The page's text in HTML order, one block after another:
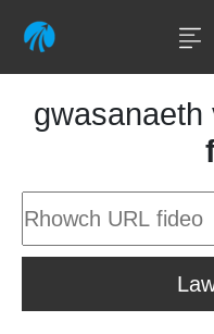
gwasanaeth